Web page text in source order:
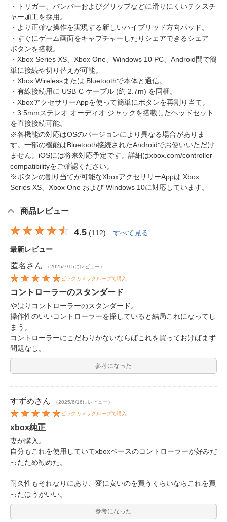
・トリガー、バンパーおよびグリップなどに滑りにくいテクスチ
ャー加工を採用。
・より正確な操作を実現する新しいハイブリッド方向パッド。
・すぐにゲーム画面をキャプチャーしたりシェアできるシェア
ボタンを搭載。
・Xbox Series XS、Xbox One、Windows 10 PC、Android間で簡
単に接続や切り替えが可能。
・Xbox Wirelessまたは Bluetoothで本体と通信。
・有線接続用に USB-C ケーブル (約 2.7m) を同梱。
・XboxアクセサリーAppを使って簡単にボタンを再割り当て。
・3.5mmステレオ オーディオ ジャックを搭載したヘッドセット
を直接接続可能。
※各機能の対応はOSのバージョンにより異なる場合がありま
す。一部の機能はBluetooth接続されたAndroidでお使いいただけ
ません。iOSには将来対応予定です。詳細はxbox.com/controller-
compatibilityをご確認ください。
※ボタンの割り当てが可能なXboxアクセサリーAppは Xbox
Series XS、Xbox One および Windows 10に対応しています。
商品レビュー
4.5 (112) すべて見る
最新レビュー
匿名 さん （2025/7/15にレビュー）
ビックカメラグループで購入
コントローラーのスタンダード
やはりコントローラーのスタンダード。
操作性のいいコントローラーを探していると結局これになってし
まう。
コントローラーにこだわりがないならばこれを買っておけばまず
問題なし。
参考になった
すずめさん （2025/6/16にレビュー）
ビックカメラグループで購入
xbox純正
妻が購入。
自分もこれを使用していてxboxベースのコントローラーが好みだ
ったため勧めた。
耐久性もそれなりにあり、変に安いのを買うくらいならこれを買
ったほうがいい。
参考になった